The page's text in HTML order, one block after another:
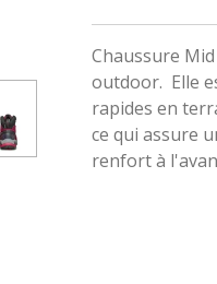
Chaussure
outdoor. Elle
rapides en
ce qui assure
renfort à